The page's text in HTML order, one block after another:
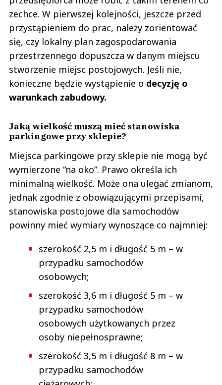
zechce. W pierwszej kolejności, jeszcze przed
przystąpieniem do prac, należy zorientować
się, czy lokalny plan zagospodarowania
przestrzennego dopuszcza w danym miejscu
stworzenie miejsc postojowych. Jeśli nie,
konieczne będzie wystąpienie o decyzję o
warunkach zabudowy.
Jaką wielkość muszą mieć stanowiska
parkingowe przy sklepie?
Miejsca parkingowe przy sklepie nie mogą być
wymierzone “na oko”. Prawo określa ich
minimalną wielkość. Może ona ulegać zmianom,
jednak zgodnie z obowiązującymi przepisami,
stanowiska postojowe dla samochodów
powinny mieć wymiary wynoszące co najmniej:
szerokość 2,5 m i długość 5 m – w
przypadku samochodów
osobowych;
szerokość 3,6 m i długość 5 m – w
przypadku samochodów
osobowych użytkowanych przez
osoby niepełnosprawne;
szerokość 3,5 m i długość 8 m – w
przypadku samochodów